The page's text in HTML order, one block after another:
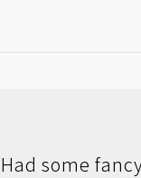
Had some